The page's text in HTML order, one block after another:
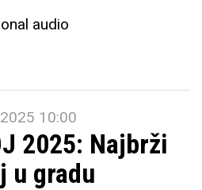
audio
10:00
2025: Najbrži
u gradu